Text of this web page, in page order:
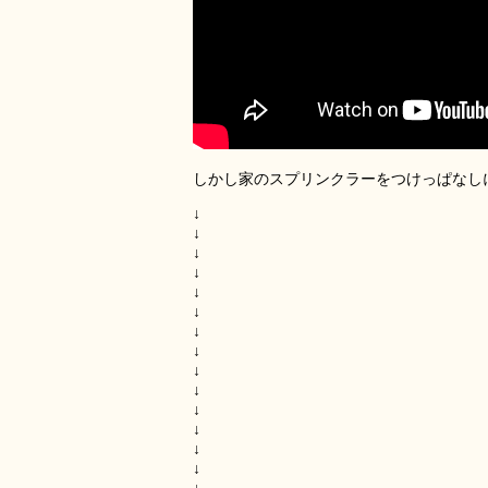
しかし家のスプリンクラーをつけっぱな
↓
↓
↓
↓
↓
↓
↓
↓
↓
↓
↓
↓
↓
↓